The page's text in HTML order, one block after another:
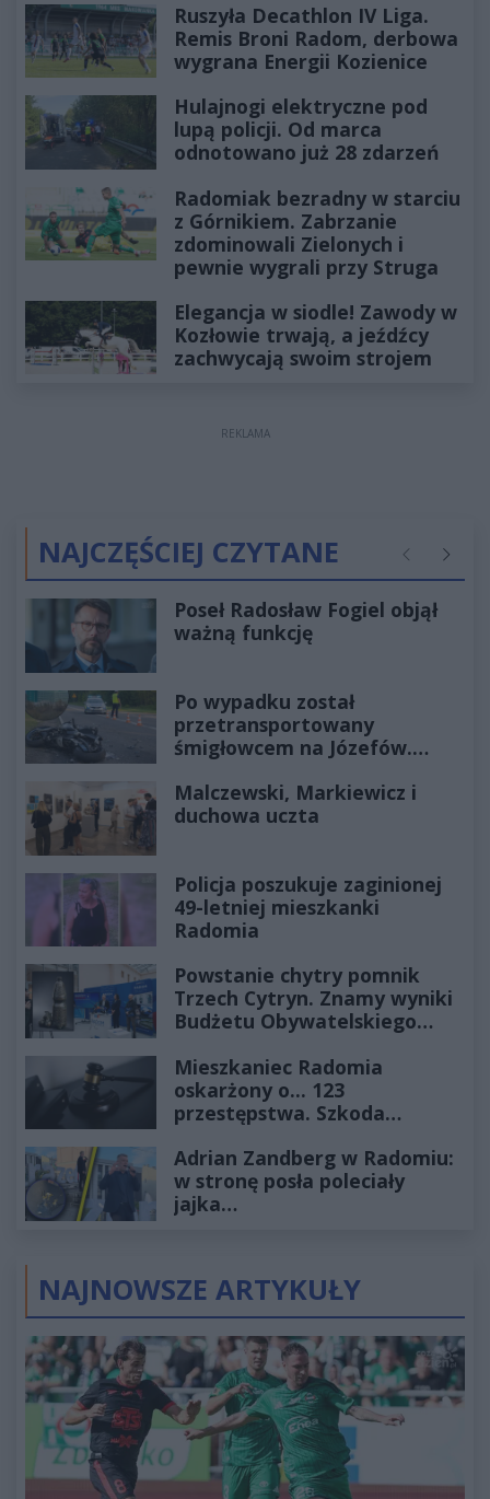
Ruszyła Decathlon IV Liga.
Remis Broni Radom, derbowa
wygrana Energii Kozienice
Hulajnogi elektryczne pod
lupą policji. Od marca
odnotowano już 28 zdarzeń
Radomiak bezradny w starciu
z Górnikiem. Zabrzanie
zdominowali Zielonych i
pewnie wygrali przy Struga
Elegancja w siodle! Zawody w
Kozłowie trwają, a jeźdźcy
zachwycają swoim strojem
REKLAMA
NAJCZĘŚCIEJ CZYTANE Poprzednie
Poseł Radosław Fogiel objął
ważną funkcję
Po wypadku został
przetransportowany
śmigłowcem na Józefów.
Malczewski, Markiewicz i
duchowa uczta
Policja poszukuje zaginionej
49-letniej mieszkanki
Radomia
Powstanie chytry pomnik
Trzech Cytryn. Znamy wyniki
Budżetu Obywatelskiego
Mieszkaniec Radomia
oskarżony o... 123
przestępstwa. Szkoda
złotych
Adrian Zandberg w Radomiu:
w stronę posła poleciały
jajka…
NAJNOWSZE ARTYKUŁY